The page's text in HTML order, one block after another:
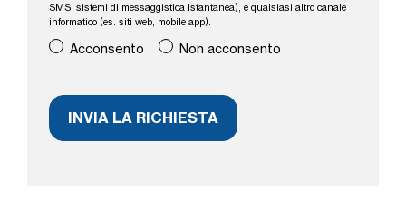
SMS, sistemi di messaggistica istantanea), e qualsiasi altro canale
informatico (es. siti web, mobile app).
Acconsento Non acconsento